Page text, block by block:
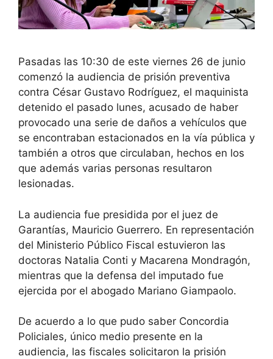
Pasadas las 10:30 de este viernes 26 de junio
comenzó la audiencia de prisión preventiva
contra César Gustavo Rodríguez, el maquinista
detenido el pasado lunes, acusado de haber
provocado una serie de daños a vehículos que
se encontraban estacionados en la vía pública y
también a otros que circulaban, hechos en los
que además varias personas resultaron
lesionadas.
La audiencia fue presidida por el juez de
Garantías, Mauricio Guerrero. En representación
del Ministerio Público Fiscal estuvieron las
doctoras Natalia Conti y Macarena Mondragón,
mientras que la defensa del imputado fue
ejercida por el abogado Mariano Giampaolo.
De acuerdo a lo que pudo saber Concordia
Policiales, único medio presente en la
audiencia, las fiscales solicitaron la prisión